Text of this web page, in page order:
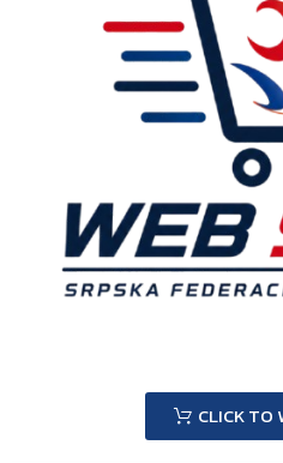
CLICK TO